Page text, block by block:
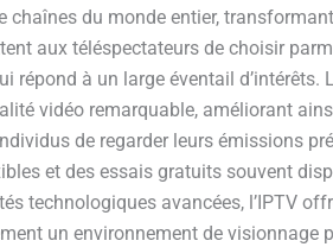
chaînes du monde entier,
aux téléspectateurs de choisir
répond à un large éventail
vidéo remarquable, améliorant
de regarder leurs émissions
et des essais gratuits souvent
technologiques avancées, l’IPTV
un environnement de visionnage